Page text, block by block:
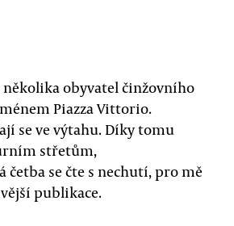
obyvatel činžovního
Piazza Vittorio.
se ve výtahu. Díky tomu
střetům,
se čte s nechutí, pro mě
publikace.